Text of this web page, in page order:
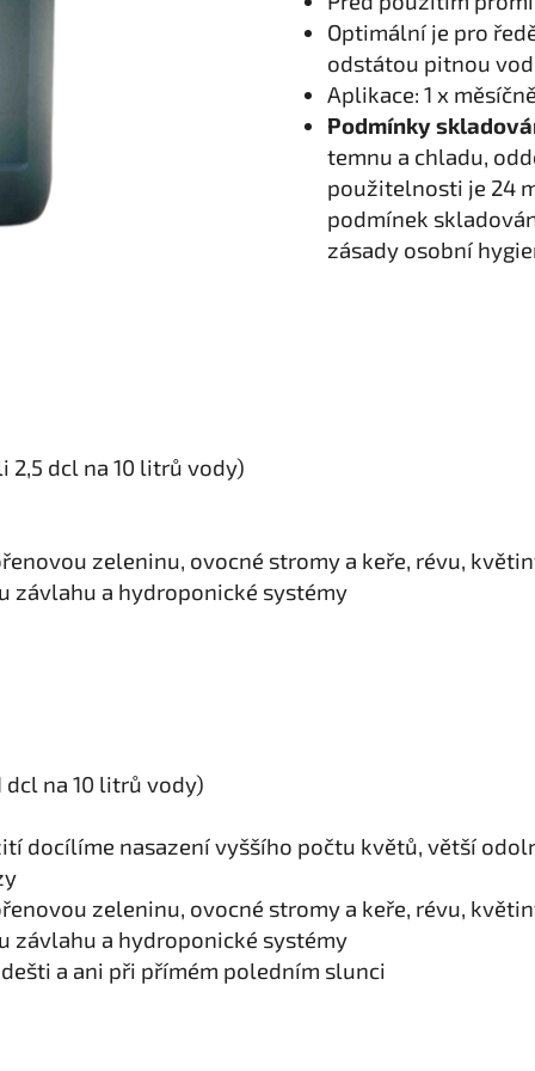
Optimální je pro
odstátou pitnou
Aplikace: 1 x
Podmínky
temnu a chladu,
použitelnosti je 24
podmínek
zásady osobní
dcl na 10 litrů vody)
zeleninu, ovocné stromy a keře, révu,
závlahu a hydroponické systémy
na 10 litrů vody)
docílíme nasazení vyššího počtu květů, větší
zeleninu, ovocné stromy a keře, révu,
závlahu a hydroponické systémy
při dešti a ani při přímém poledním